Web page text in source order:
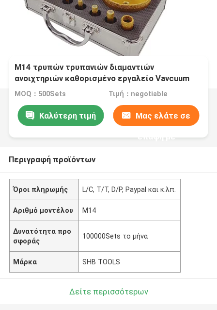
M14 τρυπών τρυπανιών διαμαντιών
ανοιχτηριών καθορισμένο εργαλείο Vavcuum
συσκευασίας DIY κιβωτίων Alu φορητό που
MOQ：500Sets Τιμή：negotiable
Καλύτερη τιμή Μας ελάτε σε
επαφή με
Περιγραφή προϊόντων
Όροι πληρωμής L/C, T/T, D/P, Paypal και κ.λπ.
Αριθμό μοντέλου M14
Δυνατότητα προ
σφοράς
100000Sets το μήνα
Μάρκα SHB TOOLS
Δείτε περισσότερων